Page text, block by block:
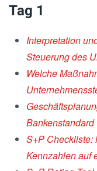
Tag 1
Interpretation
Steuerung des
Welche
Bankenstandard
S+P Checkliste:
Kennzahlen auf